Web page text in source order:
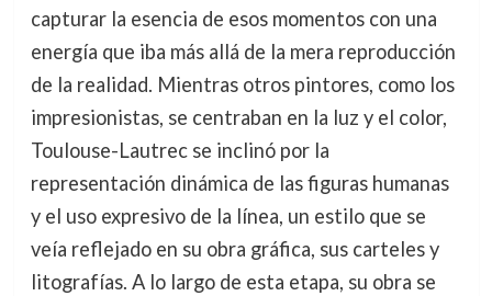
capturar la esencia de esos momentos con una
energía que iba más allá de la mera reproducción
de la realidad. Mientras otros pintores, como los
impresionistas, se centraban en la luz y el color,
Toulouse-Lautrec se inclinó por la
representación dinámica de las figuras humanas
y el uso expresivo de la línea, un estilo que se
veía reflejado en su obra gráfica, sus carteles y
litografías. A lo largo de esta etapa, su obra se